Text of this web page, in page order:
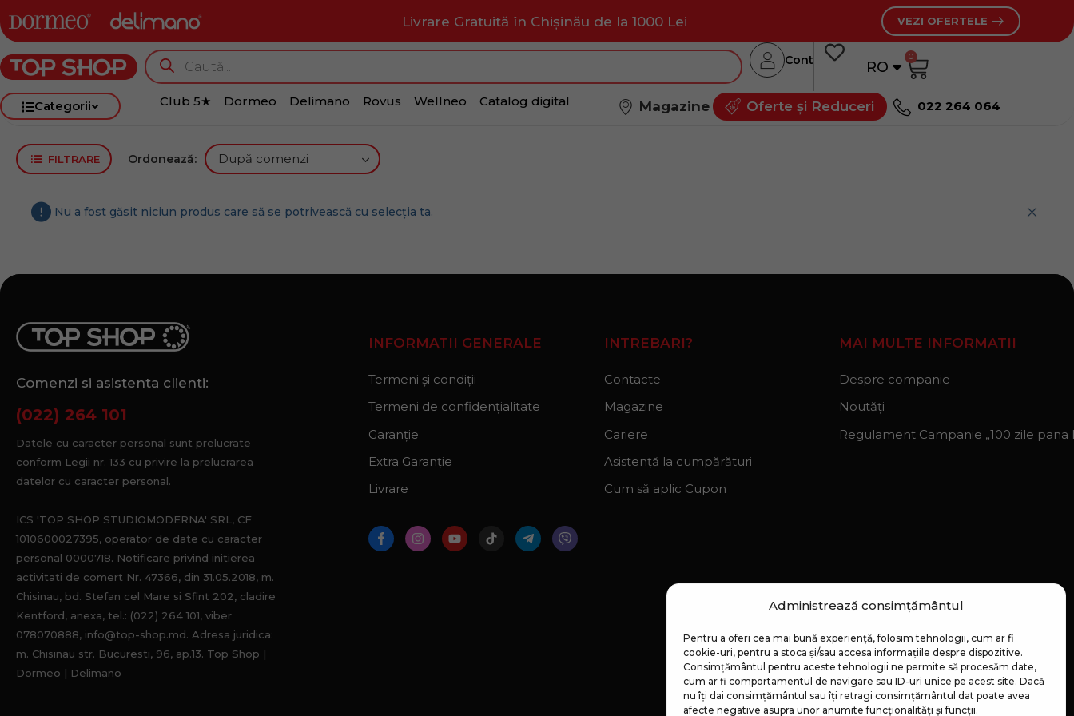
Administrează consimțământul
Pentru a oferi cea mai bună experiență, folosim tehnologii, cum ar fi
cookie-uri, pentru a stoca și/sau accesa informațiile despre dispozitive.
Consimțământul pentru aceste tehnologii ne permite să procesăm date,
cum ar fi comportamentul de navigare sau ID-uri unice pe acest site. Dacă
nu îți dai consimțământul sau îți retragi consimțământul dat poate avea
afecte negative asupra unor anumite funcționalități și funcții.
Livrare Gratuită în Chișinău de la 1000 Lei VEZI OFERTELE
Cont RO
RU
0
Categorii Club 5★ Dormeo Delimano Rovus Wellneo Catalog digital Magazine Oferte și Reduceri 022 264 064
FILTRARE Ordonează:
Nu a fost găsit niciun produs care să se potrivească cu selecția ta.
Comenzi si asistenta clienti:
(022) 264 101
Datele cu caracter personal sunt prelucrate
conform Legii nr. 133 cu privire la prelucrarea
datelor cu caracter personal.
ICS 'TOP SHOP STUDIOMODERNA' SRL, CF
1010600027395, operator de date cu caracter
personal 0000718. Notificare privind initierea
activitati de comert Nr. 47366, din 31.05.2018, m.
Chisinau, bd. Stefan cel Mare si Sfint 202, cladire
Kentford, anexa, tel.: (022) 264 101, viber
078070888, info@top-shop.md. Adresa juridica:
m. Chisinau str. Bucuresti, 96, ap.13. Top Shop |
Dormeo | Delimano
INFORMATII GENERALE
Termeni și condiții
Termeni de confidențialitate
Garanție
Extra Garanție
Livrare
INTREBARI?
Contacte
Magazine
Cariere
Asistență la cumpărături
Cum să aplic Cupon
MAI MULTE INFORMATII
Despre companie
Noutăți
Regulament Campanie „100 zile pana